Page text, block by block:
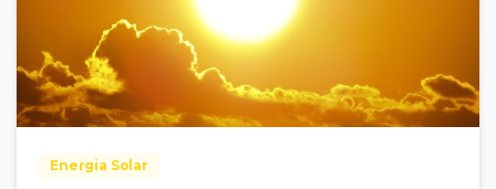
Energia Solar